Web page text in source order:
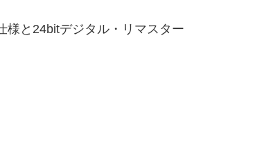
と24bitデジタル・リマスター